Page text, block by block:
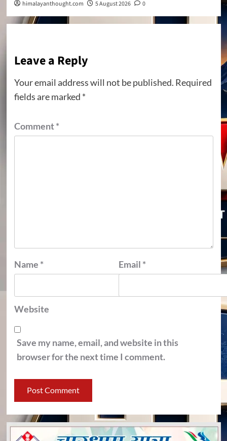
himalayanthought.com 5 August 2026 0
Leave a Reply
Your email address will not be published. Required
fields are marked *
Comment*
Name * Email *
Website
Save my name, email, and website in this
browser for the next time I comment.